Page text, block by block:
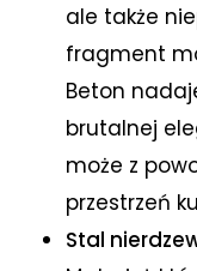
ale także
fragment
Beton
brutalnej
może z
przestrzeń
Stal